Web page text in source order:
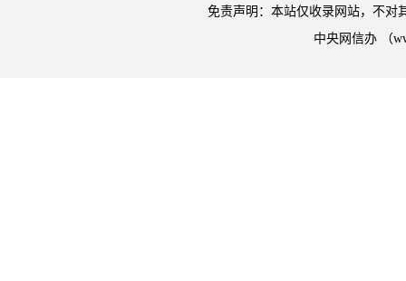
免责声明：本站仅收录网站，不对
中央网信办 （